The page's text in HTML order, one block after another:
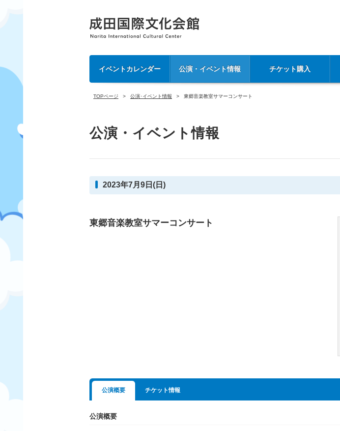
イベントカレンダー 公演・イベント情報 チケット購入
TOPページ 公演･イベント情報 東郷音楽教室サマーコンサート
公演・イベント情報
2023年7月9日(日)
東郷音楽教室サマーコンサート
公演概要 チケット情報
公演概要